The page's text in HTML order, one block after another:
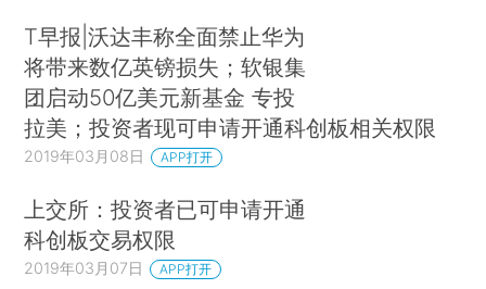
T早报|沃达丰称全面禁止华为
将带来数亿英镑损失；软银集
团启动50亿美元新基金 专投
拉美；投资者现可申请开通科创板相关权限
2019年03月08日 APP打开
上交所：投资者已可申请开通
科创板交易权限
2019年03月07日 APP打开